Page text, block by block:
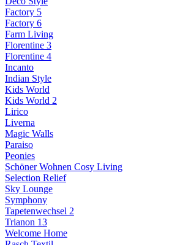
Factory 5
Factory 6
Farm Living
Florentine 3
Florentine 4
Incanto
Indian Style
Kids World
Kids World 2
Lirico
Liverna
Magic Walls
Paraiso
Peonies
Schöner Wohnen Cosy Living
Selection Relief
Sky Lounge
Symphony
Tapetenwechsel 2
Trianon 13
Welcome Home